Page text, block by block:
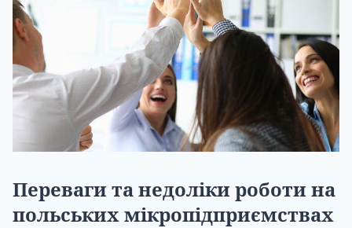
Переваги та недоліки роботи на
польських мікропідприємствах